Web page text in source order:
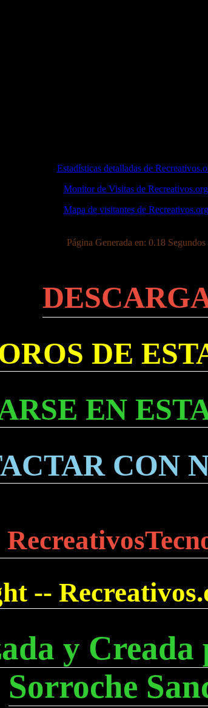
Estadísticas detalladas de
Monitor de Visitas de Recreativos.org
Mapa de visitantes de Recreativos.org
Página Generada en: 0.18 Segundos
DE
EN
CON
--
y
Sorroche